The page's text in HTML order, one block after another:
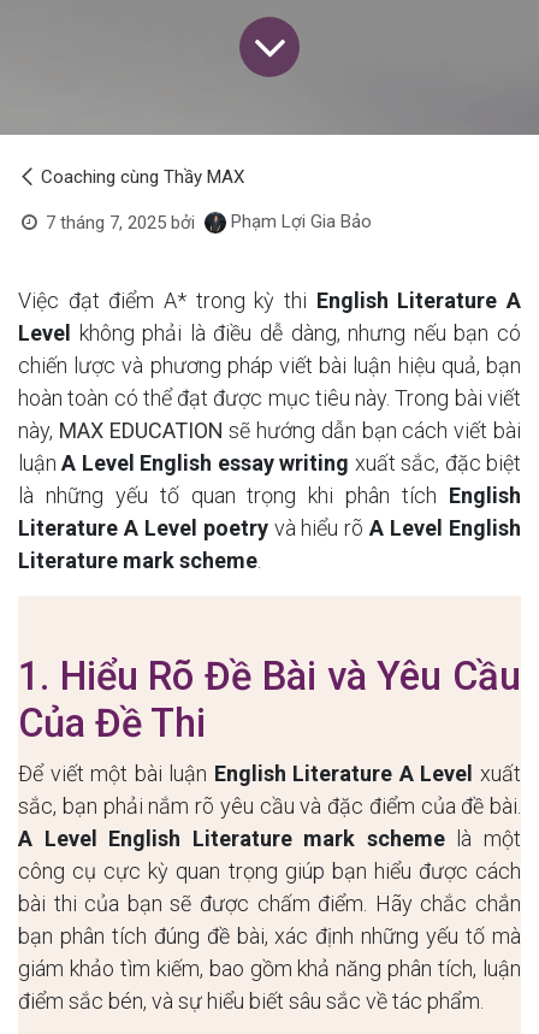
Coaching cùng Thầy MAX
7 tháng 7, 2025 bởi Phạm Lợi Gia Bảo
Việc đạt điểm A* trong kỳ thi English Literature A
Level
không phải là điều dễ dàng, nhưng nếu bạn có
chiến lược và phương pháp viết bài luận hiệu quả, bạn
hoàn toàn có thể đạt được mục tiêu này. Trong bài viết
này, MAX EDUCATION sẽ hướng dẫn bạn cách viết bài
luậnA Level English essay writing xuất sắc, đặc biệt
là những yếu tố quan trọng khi phân tích English
Literature A Level poetryvà hiểu rõA Level English
Literature mark scheme
1. Hiểu Rõ Đề Bài và Yêu Cầu
Của Đề Thi
Để viết một bài luận English Literature A Level xuất
sắc, bạn phải nắm rõ yêu cầu và đặc điểm của đề bài.
A Level English Literature mark schemelà một
công cụ cực kỳ quan trọng giúp bạn hiểu được cách
bài thi của bạn sẽ được chấm điểm. Hãy chắc chắn
bạn phân tích đúng đề bài, xác định những yếu tố mà
giám khảo tìm kiếm, bao gồm khả năng phân tích, luận
điểm sắc bén, và sự hiểu biết sâu sắc về tác phẩm.